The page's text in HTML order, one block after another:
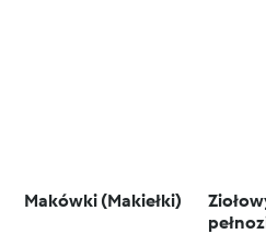
Makówki (Makiełki)